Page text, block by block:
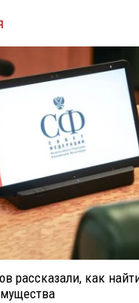
рассказали, как